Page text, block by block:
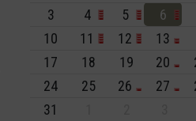
3
4 5 6
10
11 12 13
17
18 19 20
24
25 26 27
31